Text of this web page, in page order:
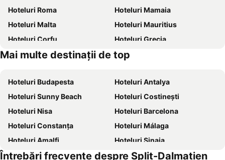
Hoteluri Roma
Hoteluri Mamaia
Hoteluri Malta
Hoteluri Mauritius
Hoteluri Corfu
Hoteluri Grecia
Hoteluri Litoral Bulgaria
Hoteluri Chalkidiki
Mai multe destinații de top
Hoteluri Budapesta
Hoteluri Antalya
Hoteluri Sunny Beach
Hoteluri Costinești
Hoteluri Nisa
Hoteluri Barcelona
Hoteluri Constanța
Hoteluri Málaga
Hoteluri Amalfi
Hoteluri Sinaia
Hoteluri Bari
Hoteluri Eforie Sud
Întrebări frecvente despre Split-Dalmatien